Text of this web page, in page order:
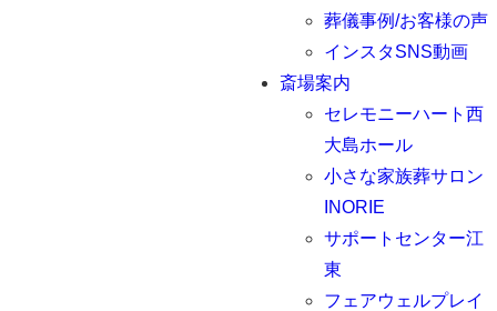
葬儀事例/お客様の声
インスタSNS動画
斎場案内
セレモニーハート西
大島ホール
小さな家族葬サロン
INORIE
サポートセンター江
東
フェアウェルプレイ